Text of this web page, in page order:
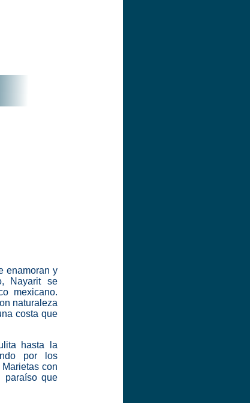
enamoran y
Nayarit se
mexicano.
naturaleza
costa que
hasta la
por los
con
paraíso que